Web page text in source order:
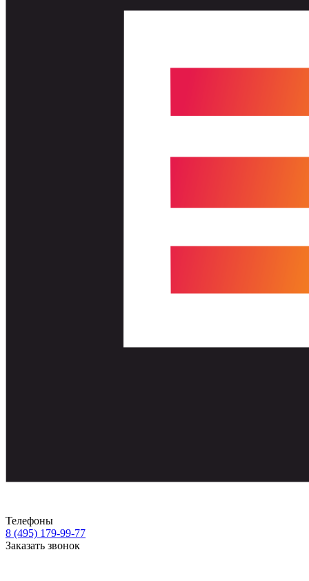
Телефоны
8 (495) 179-99-77
Заказать звонок